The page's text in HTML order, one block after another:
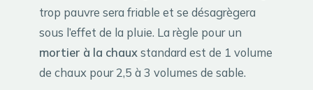
trop pauvre sera friable et se désagrègera
sous l’effet de la pluie. La règle pour un
mortier à la chauxstandard est de 1 volume
de chaux pour 2,5 à 3 volumes de sable.